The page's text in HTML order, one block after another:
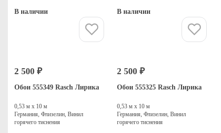
В наличии В наличии
2 500 ₽
Обои 555349 Rasch Лирика
0,53 м х 10 м
Германия, Флизелин, Винил
горячего тиснения
2 500 ₽
Обои 555325 Rasch Лирика
0,53 м х 10 м
Германия, Флизелин, Винил
горячего тиснения